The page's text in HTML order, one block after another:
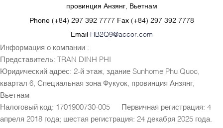
провинция Анзянг, Вьетнам
Phone (+84) 297 392 7777 Fax (+84) 297 392 7778
Email HB2Q9@accor.com
Информация о компании :
Представитель: TRAN DINH PHI
Юридический адрес: 2-й этаж, здание Sunhome Phu Quoc,
квартал 6, Специальная зона Фукуок, провинция Анзянг,
Вьетнам
Налоговый код: 1701900730-005 — Первичная регистрация: 4
апреля 2018 года; шестая регистрация: 24 декабря 2025 года.